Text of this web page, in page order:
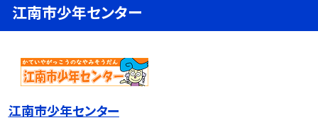
江南市少年センター
江南市少年センター